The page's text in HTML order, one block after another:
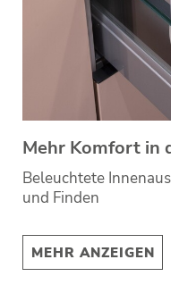
Mehr Komfort in
Beleuchtete
und Finden
MEHR ANZEIGEN